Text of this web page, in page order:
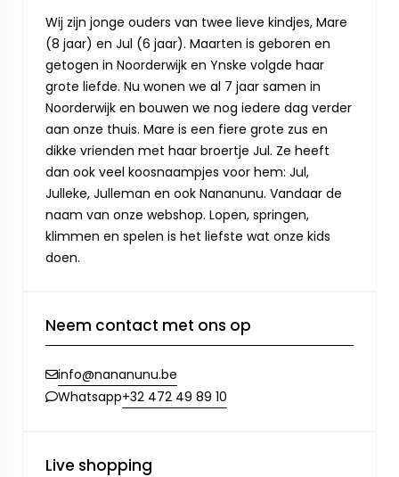
Wij zijn jonge ouders van twee lieve kindjes, Mare
(8 jaar) en Jul (6 jaar). Maarten is geboren en
getogen in Noorderwijk en Ynske volgde haar
grote liefde. Nu wonen we al 7 jaar samen in
Noorderwijk en bouwen we nog iedere dag verder
aan onze thuis. Mare is een fiere grote zus en
dikke vrienden met haar broertje Jul. Ze heeft
dan ook veel koosnaampjes voor hem: Jul,
Julleke, Julleman en ook Nananunu. Vandaar de
naam van onze webshop. Lopen, springen,
klimmen en spelen is het liefste wat onze kids
doen.
Neem contact met ons op
info@nananunu.be
Whatsapp+32 472 49 89 10
Live shopping